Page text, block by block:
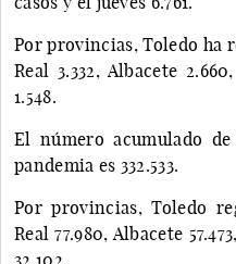
Por provincias, Toledo ha
Real 3.332, Albacete
1.548.
El número acumulado
pandemia es 332.533.
Por provincias, Toledo
Real 77.980, Albacete
32.102.